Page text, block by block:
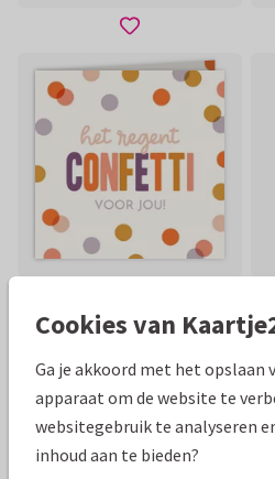
Cookies van
Ga je akkoord met het opslaan
apparaat om de website te
websitegebruik te analyseren
inhoud aan te bieden?